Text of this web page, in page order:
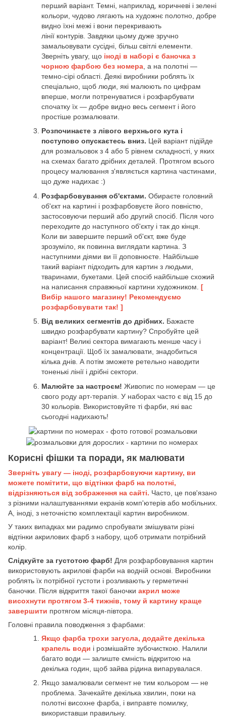
перший варіант. Темні, наприклад, коричневі і зелені
кольори, чудово лягають на художнє полотно, добре
видно їхні межі і вони перекривають
лінії контурів. Завдяки цьому дуже зручно
замальовувати сусідні, більш світлі елементи.
Зверніть увагу, що іноді в наборі є баночка з
чорною фарбою без номера , а на полотні —
темно-сірі області. Деякі виробники роблять їх
спеціально, щоб люди, які малюють по цифрам
вперше, могли потренуватися і розфарбувати
спочатку їх — добре видно весь сегмент і його
простіше розмалювати.
Розпочинаєте з лівого верхнього кута і
поступово опускаєтесь вниз. Цей варіант підійде
для розмальовок з 4 або 5 рівнем складності, у яких
на схемах багато дрібних деталей. Протягом всього
процесу малювання з'являється картина частинами,
що дуже надихає :)
Розфарбовування об'єктами. Обираєте головний
об'єкт на картині і розфарбовуєте його повністю,
застосовуючи перший або другий спосіб. Після чого
переходите до наступного об'єкту і так до кінця.
Коли ви завершите перший об'єкт, вже буде
зрозуміло, як повинна виглядати картина. З
наступними діями ви її доповнюєте. Найбільше
такий варіант підходить для картин з людьми,
тваринами, букетами. Цей спосіб найбільше схожий
на написання справжньої картини художником. [
Вибір нашого магазину! Рекомендуємо
розфарбовувати так! ]
Від великих сегментів до дрібних. Бажаєте
швидко розфарбувати картину? Спробуйте цей
варіант! Великі сектора вимагають менше часу і
концентрації. Щоб їх замалювати, знадобиться
кілька днів. А потім зможете ретельно наводити
тоненькі лінії і дрібні сектори.
Малюйте за настроєм! Живопис по номерам — це
свого роду арт-терапія. У наборах часто є від 15 до
30 кольорів. Використовуйте ті фарби, які вас
сьогодні надихають!
Корисні фішки та поради, як малювати
Зверніть увагу — іноді, розфарбовуючи картину, ви
можете помітити, що відтінки фарб на полотні,
відрізняються від зображення на сайті. Часто, це пов'язано
з різними налаштуваннями екранів комп'ютерів або мобільних.
А, іноді, з неточністю комплектації картин виробником.
У таких випадках ми радимо спробувати змішувати різні
відтінки акрилових фарб з набору, щоб отримати потрібний
колір.
Слідкуйте за густотою фарб! Для розфарбовування картин
використовують акрилові фарби на водній основі. Виробники
роблять їх потрібної густоти і розливають у герметичні
баночки. Після відкриття такої баночки акрил може
висохнути протягом 3-4 тижнів, тому й картину краще
завершити протягом місяця-півтора.
Головні правила поводження з фарбами:
Якщо фарба трохи загусла, додайте декілька
крапель води і розмішайте зубочисткою. Налили
багато води — залиште ємність відкритою на
декілька годин, щоб зайва рідина випарувалася.
Якщо замалювали сегмент не тим кольором — не
проблема. Зачекайте декілька хвилин, поки на
полотні висохне фарба, і виправте помилку,
використавши правильну.